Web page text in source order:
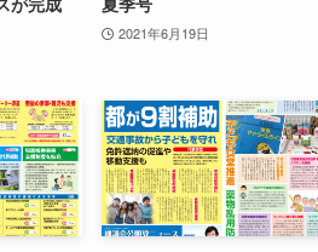
2021年6月19日